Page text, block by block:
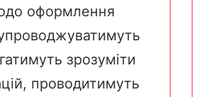
оформлення
зрозуміти
проводитимуть